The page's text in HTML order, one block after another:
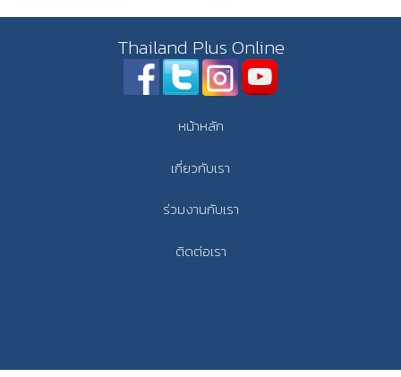
Thailand Plus Online
หน้าหลัก
เกี่ยวกับเรา
ร่วมงานกับเรา
ติดต่อเรา